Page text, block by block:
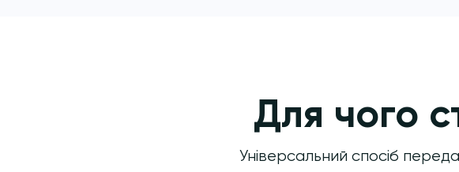
Для чого
Універсальний спосіб